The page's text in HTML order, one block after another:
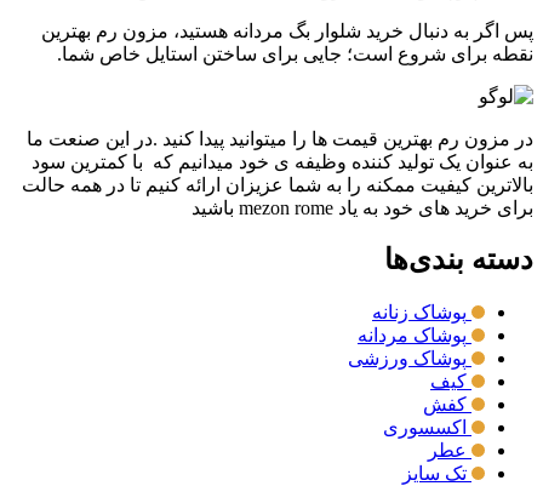
پس اگر به دنبال خرید شلوار بگ مردانه هستید، مزون رم بهترین
نقطه برای شروع است؛ جایی برای ساختن استایل خاص شما.
در مزون رم بهترین قیمت ها را میتوانید پیدا کنید .در این صنعت ما
به عنوان یک تولید کننده وظیفه ی خود میدانیم که با کمترین سود
بالاترین کیفیت ممکنه را به شما عزیزان ارائه کنیم تا در همه حالت
برای خرید های خود به یاد mezon rome باشید
دسته بندی‌ها
پوشاک زنانه
پوشاک مردانه
پوشاک ورزشی
کیف
کفش
اکسسوری
عطر
تک سایز